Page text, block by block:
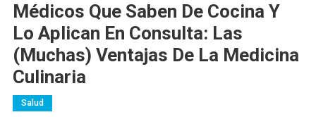
Médicos Que Saben De Cocina Y
Lo Aplican En Consulta: Las
(muchas) Ventajas De La Medicina
Culinaria
Salud